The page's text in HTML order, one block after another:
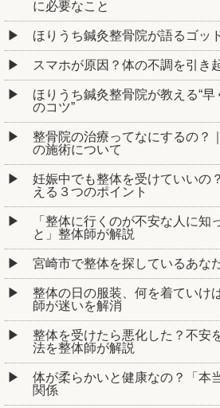
に必要なこと
ほりうち鍼灸整骨院が語るゴッ
スマホが原因？体の不調を引き
ほりうち鍼灸整骨院が教える“
のコツ”
整骨院の治療ってなにするの？
の施術について
妊娠中でも整体を受けていいの
える３つのポイント
「整体に行くのが不安な人に知
と」整体師が解説
宮崎市で整体を探しているあな
整体の日の服装、何を着ていけ
師が迷いを解消
整体を受けたら悪化した？不安
法を整体師が解説
体が柔らかいと健康なの？「本
関係